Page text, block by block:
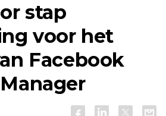
stap
voor het
Facebook